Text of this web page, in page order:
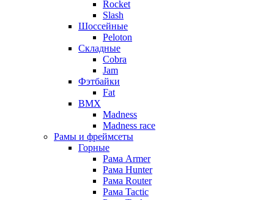
Rocket
Slash
Шоссейные
Peloton
Складные
Cobra
Jam
Фэтбайки
Fat
BMX
Madness
Madness race
Рамы и фреймсеты
Горные
Рама Armer
Рама Hunter
Рама Router
Рама Tactic